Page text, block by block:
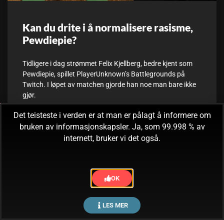
Kan du drite i å normalisere rasisme,
Pewdiepie?
Tidligere i dag strømmet Felix Kjellberg, bedre kjent som
Pewdiepie, spillet PlayerUnknown’s Battlegrounds på
Twitch. I løpet av matchen gjorde han noe man bare ikke
gjør.
11. september, 2017 Ingen kommentarer
Det teisteste i verden er at man er pålagt å informere om
bruken av informasjonskapsler. Ja, som 99.998 % av
internett, bruker vi det også.
OK
LES MER